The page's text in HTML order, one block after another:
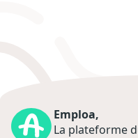
Emploa,
La plateforme